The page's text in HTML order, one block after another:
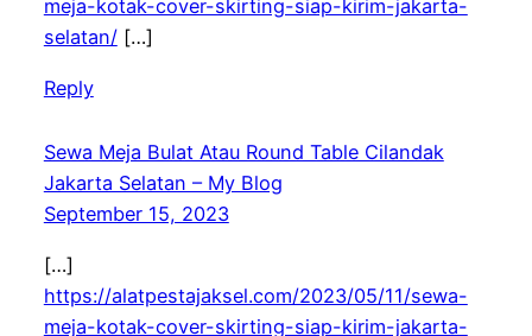
meja-kotak-cover-skirting-siap-kirim-jakarta-
selatan/[…]
Reply
Sewa Meja Bulat Atau Round Table Cilandak
Jakarta Selatan – My Blog
September 15, 2023
[…]
https://alatpestajaksel.com/2023/05/11/sewa-
meja-kotak-cover-skirting-siap-kirim-jakarta-